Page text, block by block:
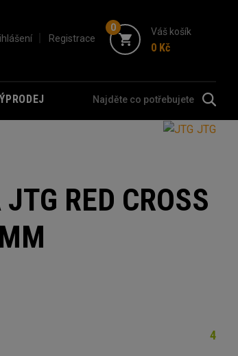
Registrace
0 Váš košík
0 Kč
JTG
RED CROSS
4